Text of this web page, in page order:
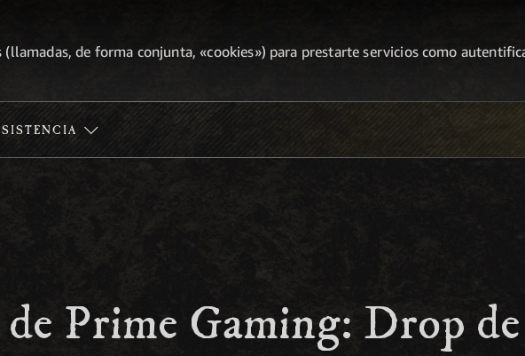
de forma conjunta, «cookies») para prestarte servicios como
Prime Gaming: Drop de